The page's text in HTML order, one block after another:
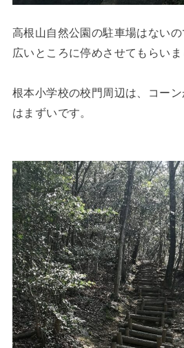
高根山自然公園の駐車場はない
広いところに停めさせてもらいま
根本小学校の校門周辺は、コー
はまずいです。